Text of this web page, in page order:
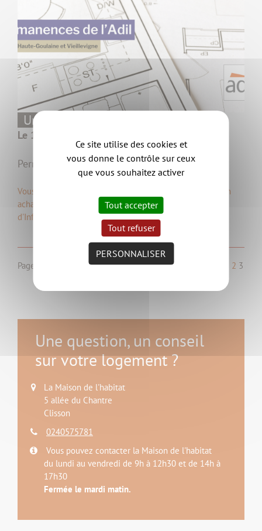
Urbanisme,
Le 19/02/2026
Permanence de l'ADIL à Haute-Goulaine
Vous vous posez des questions sur votre logement, sur un
achat ou une location ? L'Agence Départementale
d'Information sur le Logement (ADIL) de la…
Page 3 de 3. 2 3
Une question, un conseil
sur votre logement ?
La Maison de l'habitat
5 allée du Chantre
Clisson
0240575781
Vous pouvez contacter la Maison de l'habitat
du lundi au vendredi de 9h à 12h30 et de 14h à
17h30
Fermée le mardi matin.
Ce site utilise des cookies et
vous donne le contrôle sur ceux
que vous souhaitez activer
Tout accepter
Tout refuser
PERSONNALISER